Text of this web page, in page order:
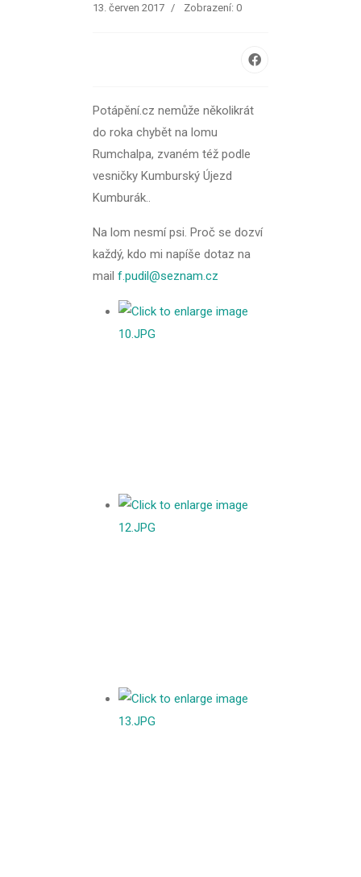
13. červen 2017 Zobrazení: 0
Potápění.cz nemůže několikrát
do roka chybět na lomu
Rumchalpa, zvaném též podle
vesničky Kumburský Újezd
Kumburák..
Na lom nesmí psi. Proč se dozví
každý, kdo mi napíše dotaz na
mail f.pudil@seznam.cz